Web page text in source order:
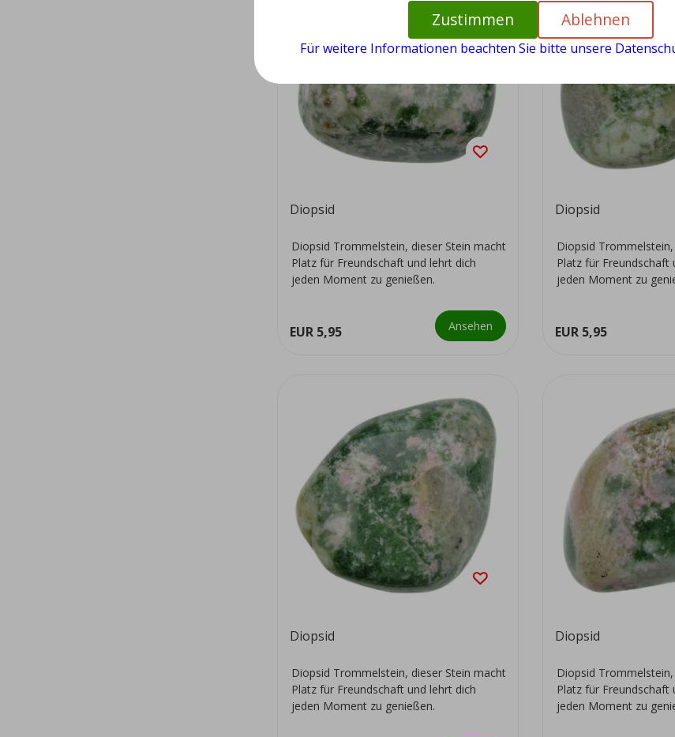
Diopsid
Diopsid Trommelstein, dieser Stein macht
Platz für Freundschaft und lehrt dich
jeden Moment zu genießen.
EUR 5,95 Ansehen
Diopsid
Diopsid
Platz für Freundschaft
jeden Moment zu
EUR 5,95
Diopsid
Diopsid Trommelstein, dieser Stein macht
Platz für Freundschaft und lehrt dich
jeden Moment zu genießen.
Diopsid
Diopsid
Platz für Freundschaft
jeden Moment zu
Zustimmen Ablehnen
Für weitere Informationen beachten Sie bitte unsere